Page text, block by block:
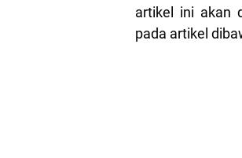
artikel ini akan
pada artikel